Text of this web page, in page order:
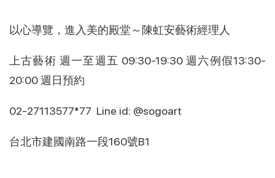
以心導覽，進入美的殿堂～陳虹安藝術經理人
上古藝術 週一至週五 09:30-19:30 週六例假13:30-
20:00 週日預約
02-27113577*77 Line id: @sogoart
台北市建國南路一段160號B1